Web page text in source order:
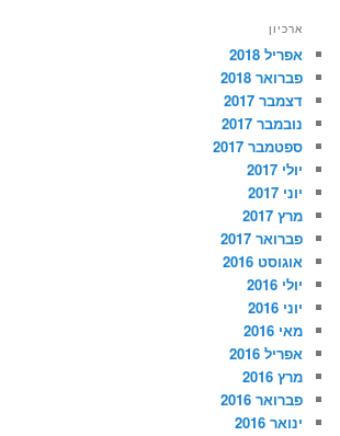
ארכיון
אפריל 2018
פברואר 2018
דצמבר 2017
נובמבר 2017
ספטמבר 2017
יולי 2017
יוני 2017
מרץ 2017
פברואר 2017
אוגוסט 2016
יולי 2016
יוני 2016
מאי 2016
אפריל 2016
מרץ 2016
פברואר 2016
ינואר 2016